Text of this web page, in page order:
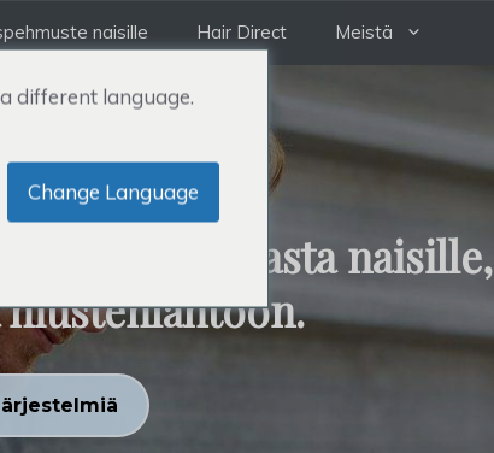
naisille Hair Direct Meistä
hiustensuojasta naisille,
different language.
Change Language